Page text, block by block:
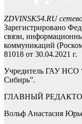
ZDVINSK54.RU
Зарегистрировано
связи,
коммуникаций
81018 от 30.04.2021 г.
Учредитель ГАУ НСО
Сибирь”.
ГЛАВНЫЙ
Вольф Анастасия